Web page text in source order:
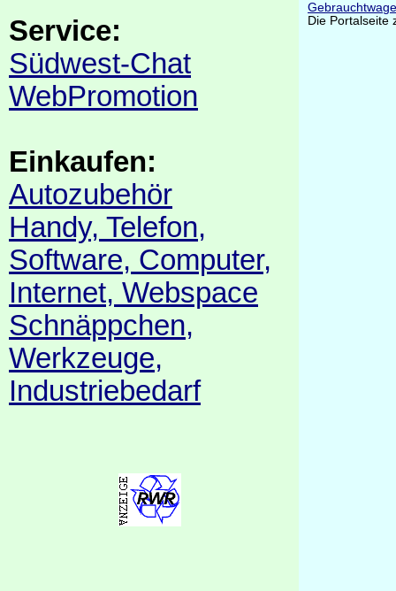
Service:
Südwest-Chat
WebPromotion
Einkaufen:
Autozubehör
Handy, Telefon,
Software, Computer,
Internet, Webspace
Schnäppchen,
Werkzeuge,
Industriebedarf
Die Portalseite